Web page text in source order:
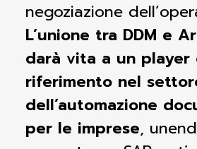
negoziazione
L’unione tra DDM e
darà vita a un player
riferimento nel
dell’automazione
per le imprese,